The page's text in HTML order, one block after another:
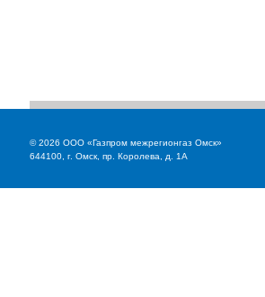
© 2026 ООО «Газпром межрегионгаз Омск»
644100, г. Омск, пр. Королева, д. 1А